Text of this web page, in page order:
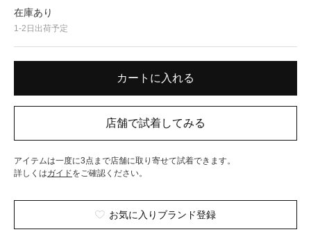
在庫あり
1-2日出荷予定
アイテムは一度に3点まで店舗に取り寄せて試着できます。
詳しくはガイドをご確認ください。
お気に入りブランド登録